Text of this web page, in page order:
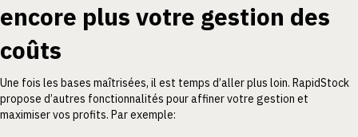
encore plus votre gestion des
coûts
Une fois les bases maîtrisées, il est temps d’aller plus loin. RapidStock
propose d’autres fonctionnalités pour affiner votre gestion et
maximiser vos profits. Par exemple: